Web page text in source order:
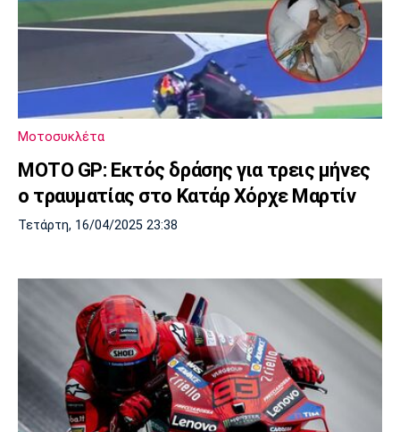
Μοτοσυκλέτα
ΜΟΤΟ GP: Εκτός δράσης για τρεις μήνες
ο τραυματίας στο Κατάρ Χόρχε Μαρτίν
Τετάρτη, 16/04/2025 23:38